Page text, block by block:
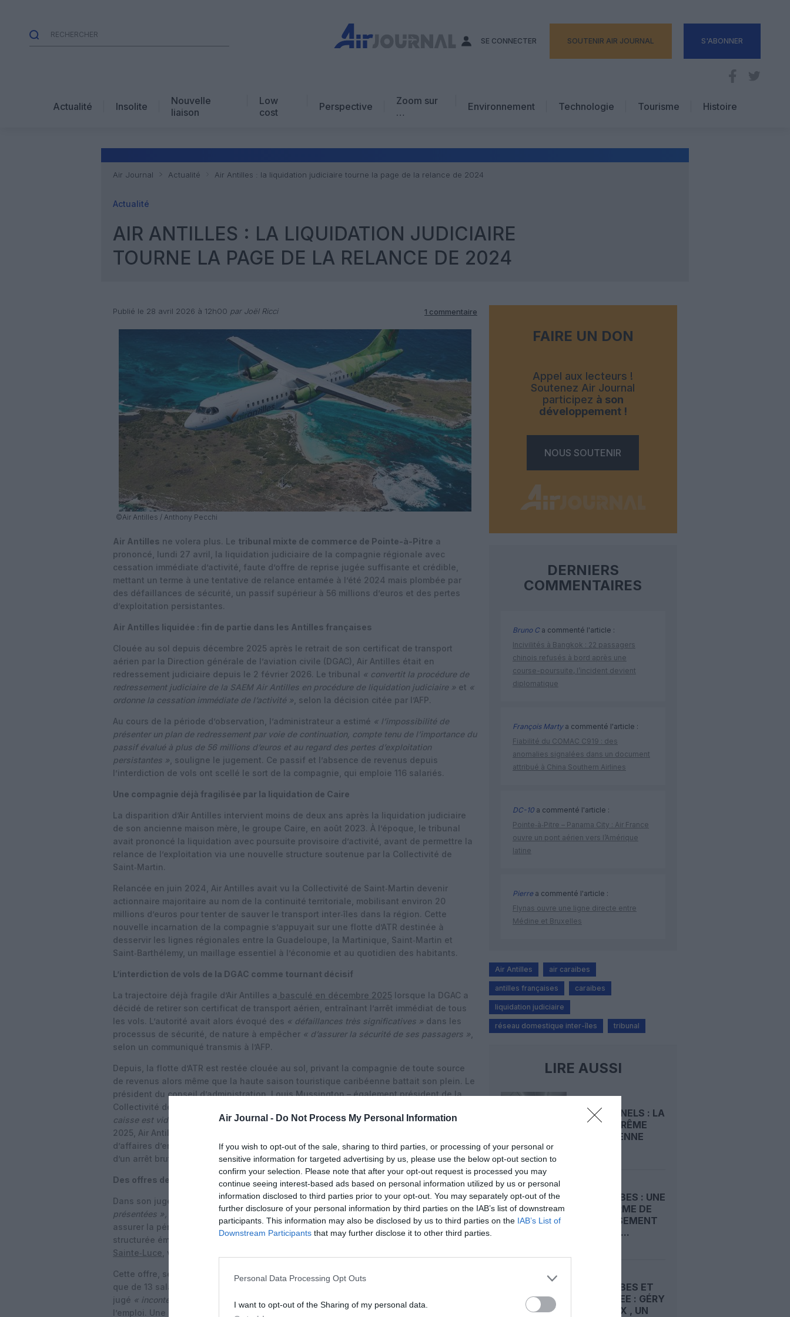
Air Journal - Do Not Process My Personal Information
If you wish to opt-out of the sale, sharing to third parties, or processing of your personal or
sensitive information for targeted advertising by us, please use the below opt-out section to
confirm your selection. Please note that after your opt-out request is processed you may
continue seeing interest-based ads based on personal information utilized by us or personal
information disclosed to third parties prior to your opt-out. You may separately opt-out of the
further disclosure of your personal information by third parties on the IAB’s list of downstream
participants. This information may also be disclosed by us to third parties on the IAB’s List of
Downstream Participants that may further disclose it to other third parties.
Personal Data Processing Opt Outs
I want to opt-out of the Sharing of my personal data.
SE CONNECTER SOUTENIR AIR JOURNAL S'ABONNER
Actualité Insolite
Nouvelle
liaison
Low
cost
Perspective
Zoom sur
…
Avis d’expert
Environnement Technologie
Tourisme
Hôtellerie
Histoire
Air Journal Actualité Air Antilles : la liquidation judiciaire tourne la page de la relance de 2024
Actualité
AIR ANTILLES : LA LIQUIDATION JUDICIAIRE
TOURNE LA PAGE DE LA RELANCE DE 2024
Publié le 28 avril 2026 à 12h00 par Joël Ricci 1 commentaire
©Air Antilles / Anthony Pecchi
Air Antilles ne volera plus. Le tribunal mixte de commerce de Pointe-à-Pitre a
prononcé, lundi 27 avril, la liquidation judiciaire de la compagnie régionale avec
cessation immédiate d’activité, faute d’offre de reprise jugée suffisante et crédible,
mettant un terme à une tentative de relance entamée à l’été 2024 mais plombée par
des défaillances de sécurité, un passif supérieur à 56 millions d’euros et des pertes
d’exploitation persistantes.
Air Antilles liquidée : fin de partie dans les Antilles françaises
Clouée au sol depuis décembre 2025 après le retrait de son certificat de transport
aérien par la Direction générale de l’aviation civile (DGAC), Air Antilles était en
redressement judiciaire depuis le 2 février 2026. Le tribunal « convertit la procédure de
redressement judiciaire de la SAEM Air Antilles en procédure de liquidation judiciaire » et «
ordonne la cessation immédiate de l’activité » , selon la décision citée par l’AFP.
Au cours de la période d’observation, l’administrateur a estimé « l’impossibilité de
présenter un plan de redressement par voie de continuation, compte tenu de l’importance du
passif évalué à plus de 56 millions d’euros et au regard des pertes d’exploitation
persistantes » , souligne le jugement. Ce passif et l’absence de revenus depuis
l’interdiction de vols ont scellé le sort de la compagnie, qui emploie 116 salariés.
Une compagnie déjà fragilisée par la liquidation de Caire
La disparition d’Air Antilles intervient moins de deux ans après la liquidation judiciaire
de son ancienne maison mère, le groupe Caire, en août 2023. À l’époque, le tribunal
avait prononcé la liquidation avec poursuite provisoire d’activité, avant de permettre la
relance de l’exploitation via une nouvelle structure soutenue par la Collectivité de
Saint‑Martin.
Relancée en juin 2024, Air Antilles avait vu la Collectivité de Saint‑Martin devenir
actionnaire majoritaire au nom de la continuité territoriale, mobilisant environ 20
millions d’euros pour tenter de sauver le transport inter‑îles dans la région. Cette
nouvelle incarnation de la compagnie s’appuyait sur une flotte d’ATR destinée à
desservir les lignes régionales entre la Guadeloupe, la Martinique, Saint‑Martin et
Saint‑Barthélemy, un maillage essentiel à l’économie et au quotidien des habitants.
L’interdiction de vols de la DGAC comme tournant décisif
La trajectoire déjà fragile d’Air Antilles a basculé en décembre 2025 lorsque la DGAC a
décidé de retirer son certificat de transport aérien, entraînant l’arrêt immédiat de tous
les vols. L’autorité avait alors évoqué des « défaillances très significatives » dans les
processus de sécurité, de nature à empêcher « d’assurer la sécurité de ses passagers »
selon un communiqué transmis à l’AFP.
Depuis, la flotte d’ATR est restée clouée au sol, privant la compagnie de toute source
de revenus alors même que la haute saison touristique caribéenne battait son plein. Le
président du conseil d’administration, Louis Mussington – également président de la
Collectivité de Saint‑Martin – avait reconnu dès janvier la gravité de la situation :
caisse est vide. Nous n’avons pas les moyens financiers de faire face à nos charges ».En
2025, Air Antilles avait pourtant transporté plus de 121 000 passagers pour un chiffre
d’affaires d’environ 18 millions d’euros, un volume insuffisant pour absorber le choc
d’un arrêt brutal des opérations.
Des offres de reprise jugées insuffisantes
Dans son jugement, le tribunal indique qu’il« rejette l’ensemble des offres de cession
présentées »,
jugeant qu’aucun projet ne présentait les garanties nécessaires pour
assurer la pérennité de l’entreprise et la sauvegarde de l’emploi. La proposition la plus
structurée émanait du
consortium guadeloupéen Pewen, piloté par l’entrepreneur Pierre
Sainte‑Luce , via un projet baptisé Air Kalinago.
Cette offre, seule à porter sur l’ensemble de l’activité, ne prévoyait toutefois la reprise
que de 13 salariés sur 116, voire 14 après un engagement pris à l’audience, un niveau
jugé « incontestablement insuffisant
» au regard de l’objectif légal de maintien de
l’emploi. Une autre offre ne visait qu’un seul aéronef sans reprise de personnel, et a
FAIRE UN DON
Appel aux lecteurs !
Soutenez Air Journal
participez à son
développement !
NOUS SOUTENIR
DERNIERS
COMMENTAIRES
Bruno Ca commenté l'article :
Incivilités à Bangkok : 22 passagers
chinois refusés à bord après une
course-poursuite, l’incident devient
diplomatique
François Martya commenté l'article :
Fiabilité du COMAC C919 : des
anomalies signalées dans un document
attribué à China Southern Airlines
DC-10 a commenté l'article :
Pointe‑à‑Pitre – Panama City : Air France
ouvre un pont aérien vers l’Amérique
latine
Pierrea commenté l'article :
Flynas ouvre une ligne directe entre
Médine et Bruxelles
Air Antilles air caraibes
antilles françaises caraibes
liquidation judiciaire
réseau domestique inter-îles tribunal
LIRE AUSSI
ADDITIONNELS : LA
COUR SUPRÊME
AUTRICHIENNE
AIR CARAÏBES : UNE
PLATEFORME DE
DIVERTISSEMENT
GRATUITE...
AIR CARAÏBES ET
FRENCH BEE : GÉRY
MORTREUX , UN